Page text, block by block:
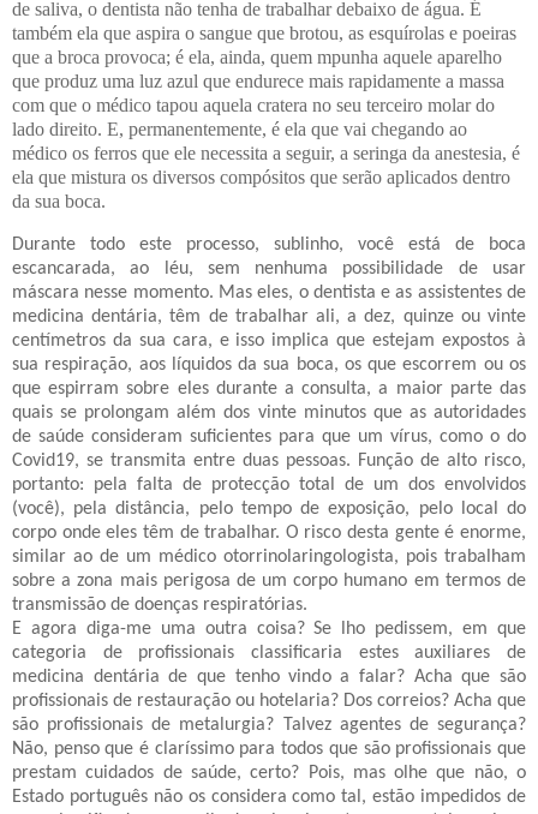
de saliva, o dentista não tenha de trabalhar debaixo de água. É
também ela que aspira o sangue que brotou, as esquírolas e poeiras
que a broca provoca; é ela, ainda, quem mpunha aquele aparelho
que produz uma luz azul que endurece mais rapidamente a massa
com que o médico tapou aquela cratera no seu terceiro molar do
lado direito. E, permanentemente, é ela que vai chegando ao
médico os ferros que ele necessita a seguir, a seringa da anestesia, é
ela que mistura os diversos compósitos que serão aplicados dentro
da sua boca.
Durante todo este processo, sublinho, você está de boca
escancarada, ao léu, sem nenhuma possibilidade de usar
máscara nesse momento. Mas eles, o dentista e as assistentes de
medicina dentária, têm de trabalhar ali, a dez, quinze ou vinte
centímetros da sua cara, e isso implica que estejam expostos à
sua respiração, aos líquidos da sua boca, os que escorrem ou os
que espirram sobre eles durante a consulta, a maior parte das
quais se prolongam além dos vinte minutos que as autoridades
de saúde consideram suficientes para que um vírus, como o do
Covid19, se transmita entre duas pessoas. Função de alto risco,
portanto: pela falta de protecção total de um dos envolvidos
(você), pela distância, pelo tempo de exposição, pelo local do
corpo onde eles têm de trabalhar. O risco desta gente é enorme,
similar ao de um médico otorrinolaringologista, pois trabalham
sobre a zona mais perigosa de um corpo humano em termos de
transmissão de doenças respiratórias.
E agora diga-me uma outra coisa? Se lho pedissem, em que
categoria de profissionais classificaria estes auxiliares de
medicina dentária de que tenho vindo a falar? Acha que são
profissionais de restauração ou hotelaria? Dos correios? Acha que
são profissionais de metalurgia? Talvez agentes de segurança?
Não, penso que é claríssimo para todos que são profissionais que
prestam cuidados de saúde, certo? Pois, mas olhe que não, o
Estado português não os considera como tal, estão impedidos de